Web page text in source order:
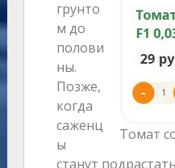
Томат
грунто
м до
полови
ны.
Позже,
когда
саженц
ы
станут